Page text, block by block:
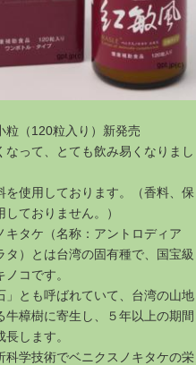
粒（120粒入り）新発売
なって、とても飲み易くなりまし
を使用しております。（香料、保
しておりません。）
キタケ（名称：アントロディア
タ）とは台湾の固有種で、国宝級
ノコです。
」とも呼ばれていて、台湾の山地
牛樟樹に寄生し、５年以上の期間
長します。
科学技術でベニクスノキタケの栄